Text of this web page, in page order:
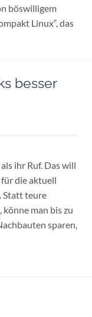
böswilligem
Linux“, das
besser
ihr Ruf. Das will
für die aktuell
Statt teure
man bis zu
sparen,